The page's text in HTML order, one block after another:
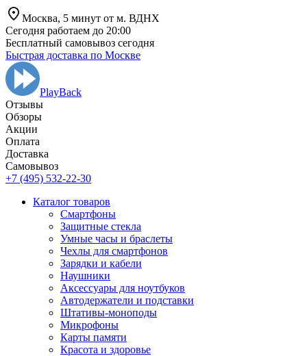
Москва, 5 минут от м. ВДНХ
Сегодня работаем до 20:00
Бесплатный самовывоз сегодня
Быстрая доставка по Москве
PlayBack
Отзывы
Обзоры
Aкции
Оплата
Доставка
Самовывоз
+7 (495) 532-22-30
Каталог товаров
Смартфоны
Защитные стекла
Умные часы и браслеты
Чехлы для смартфонов
Зарядки и кабели
Наушники
Аксессуары для ноутбуков
Автодержатели и подставки
Штативы-моноподы
Микрофоны
Карты памяти
Красота и здоровье